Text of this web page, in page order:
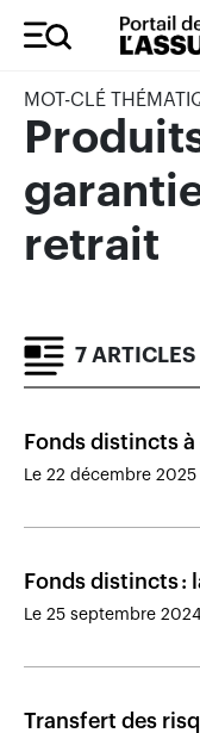
MOT-CLÉ
retrait
7 ARTICLES
Fonds distincts
retrait : rempart
Le 22 décembre 2025
Fonds distincts :
revalorisation du
Le 25 septembre
Transfert des